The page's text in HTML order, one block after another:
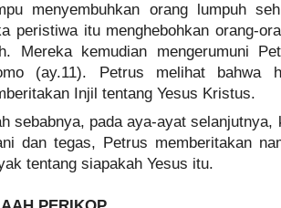
menyembuhkan orang lumpuh
peristiwa itu menghebohkan orang-
Mereka kemudian mengerumuni
(ay.11). Petrus melihat bahwa
Injil tentang Yesus Kristus.
sebabnya, pada aya-ayat selanjutnya,
dan tegas, Petrus memberitakan
tentang siapakah Yesus itu.